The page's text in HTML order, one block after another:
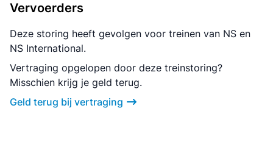
Vervoerders
Deze storing heeft gevolgen voor treinen van NS en
NS International.
Vertraging opgelopen door deze treinstoring?
Misschien krijg je geld terug.
Geld terug bij vertraging